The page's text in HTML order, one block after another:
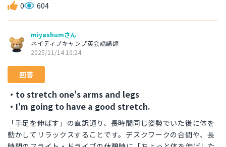
0 604
miyashumさん
ネイティブキャンプ英会話講師
2025/11/14 10:24
回答
・to stretch one's arms and legs
・I'm going to have a good stretch.
「手足を伸ばす」の直訳通り、長時間同じ姿勢でいた後に体を
動かしてリラックスすることです。デスクワークの合間や、長